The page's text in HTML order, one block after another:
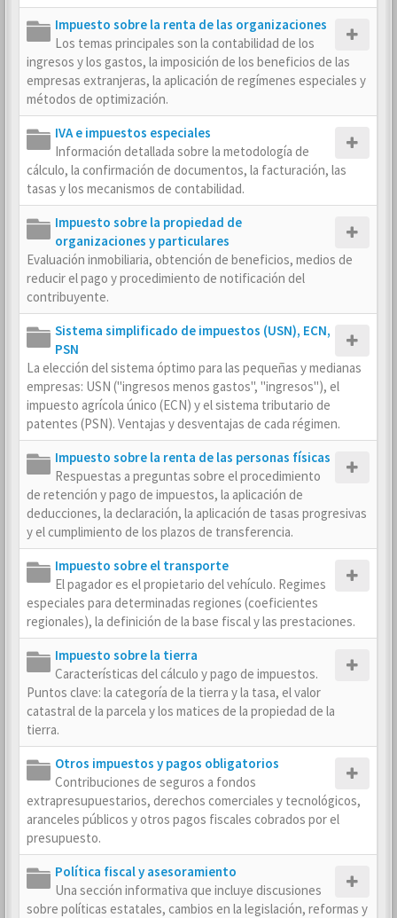
Impuesto sobre la renta de las organizaciones
Los temas principales son la contabilidad de los
ingresos y los gastos, la imposición de los beneficios de las
empresas extranjeras, la aplicación de regímenes especiales y
métodos de optimización.
IVA e impuestos especiales
Información detallada sobre la metodología de
cálculo, la confirmación de documentos, la facturación, las
tasas y los mecanismos de contabilidad.
Impuesto sobre la propiedad de
organizaciones y particulares
Evaluación inmobiliaria, obtención de beneficios, medios de
reducir el pago y procedimiento de notificación del
contribuyente.
Sistema simplificado de impuestos (USN), ECN,
PSN
La elección del sistema óptimo para las pequeñas y medianas
empresas: USN ("ingresos menos gastos", "ingresos"), el
impuesto agrícola único (ECN) y el sistema tributario de
patentes (PSN). Ventajas y desventajas de cada régimen.
Impuesto sobre la renta de las personas físicas
Respuestas a preguntas sobre el procedimiento
de retención y pago de impuestos, la aplicación de
deducciones, la declaración, la aplicación de tasas progresivas
y el cumplimiento de los plazos de transferencia.
Impuesto sobre el transporte
El pagador es el propietario del vehículo. Regimes
especiales para determinadas regiones (coeficientes
regionales), la definición de la base fiscal y las prestaciones.
Impuesto sobre la tierra
Características del cálculo y pago de impuestos.
Puntos clave: la categoría de la tierra y la tasa, el valor
catastral de la parcela y los matices de la propiedad de la
tierra.
Otros impuestos y pagos obligatorios
Contribuciones de seguros a fondos
extrapresupuestarios, derechos comerciales y tecnológicos,
aranceles públicos y otros pagos fiscales cobrados por el
presupuesto.
Política fiscal y asesoramiento
Una sección informativa que incluye discusiones
sobre políticas estatales, cambios en la legislación, reformas y